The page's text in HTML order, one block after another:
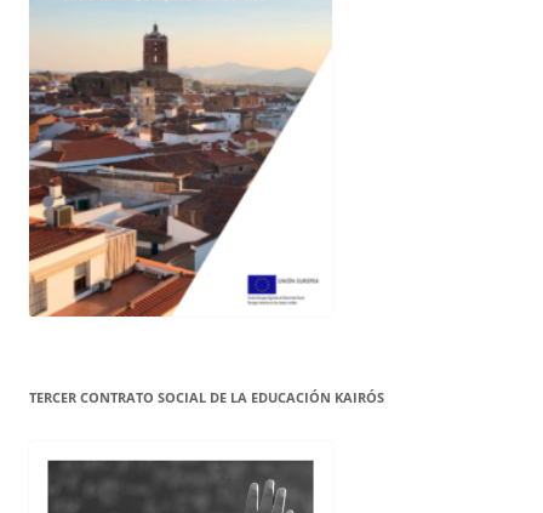
TERCER CONTRATO SOCIAL DE LA EDUCACIÓN KAIRÓS